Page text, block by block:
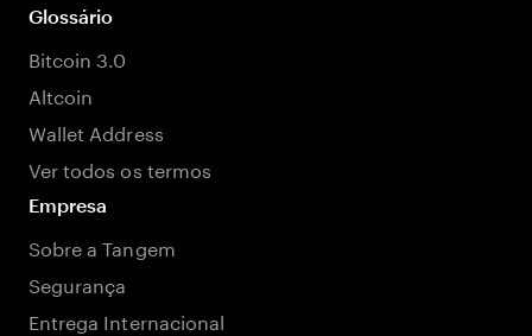
Glossário
Bitcoin 3.0
Altcoin
Wallet Address
Ver todos os termos
Empresa
Sobre a Tangem
Segurança
Entrega Internacional